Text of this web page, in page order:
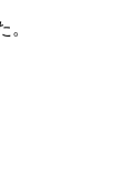
。